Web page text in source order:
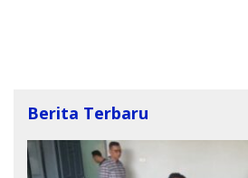
Berita Terbaru